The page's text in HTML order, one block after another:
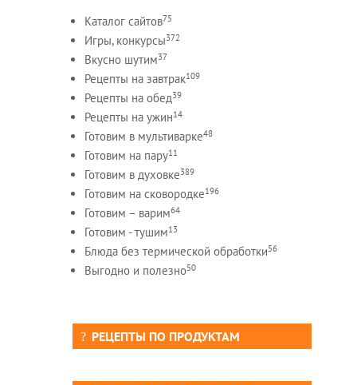
Каталог сайтов75
Игры, конкурсы372
Вкусно шутим37
Рецепты на завтрак109
Рецепты на обед39
Рецепты на ужин14
Готовим в мультиварке48
Готовим на пару11
Готовим в духовке389
Готовим на сковородке196
Готовим – варим64
Готовим - тушим13
Блюда без термической обработки56
Выгодно и полезно50
РЕЦЕПТЫ ПО ПРОДУКТАМ